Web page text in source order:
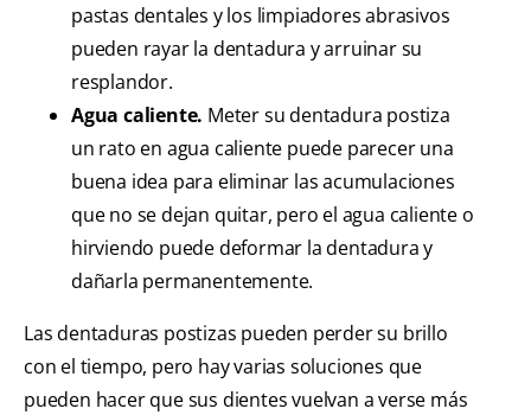
pastas dentales y los limpiadores abrasivos
pueden rayar la dentadura y arruinar su
resplandor.
Agua caliente. Meter su dentadura postiza
un rato en agua caliente puede parecer una
buena idea para eliminar las acumulaciones
que no se dejan quitar, pero el agua caliente o
hirviendo puede deformar la dentadura y
dañarla permanentemente.
Las dentaduras postizas pueden perder su brillo
con el tiempo, pero hay varias soluciones que
pueden hacer que sus dientes vuelvan a verse más